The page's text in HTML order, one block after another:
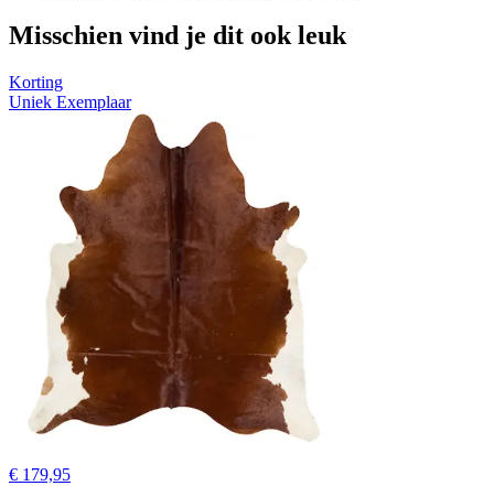
Misschien vind je dit ook leuk
Korting
Uniek Exemplaar
€ 179,95